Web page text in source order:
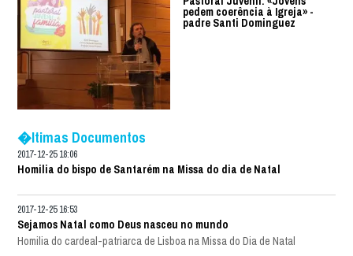
pedem coerência à Igreja» -
padre Santi Dominguez
�ltimas Documentos
2017-12-25 18:06
Homilia do bispo de Santarém na Missa do dia de Natal
2017-12-25 16:53
Sejamos Natal como Deus nasceu no mundo
Homilia do cardeal-patriarca de Lisboa na Missa do Dia de Natal